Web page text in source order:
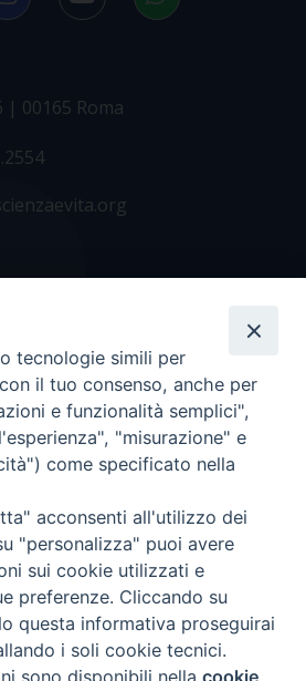
| 00165 Roma
& Vita - C.F96600690588- Tutti i
-Privacy- Credits
tecnologie simili per
il tuo consenso, anche per
e funzionalità semplici",
"misurazione" e
come specificato nella
acconsenti all'utilizzo dei
"personalizza" puoi avere
sui cookie utilizzati e
preferenze. Cliccando su
questa informativa proseguirai
i soli cookie tecnici.